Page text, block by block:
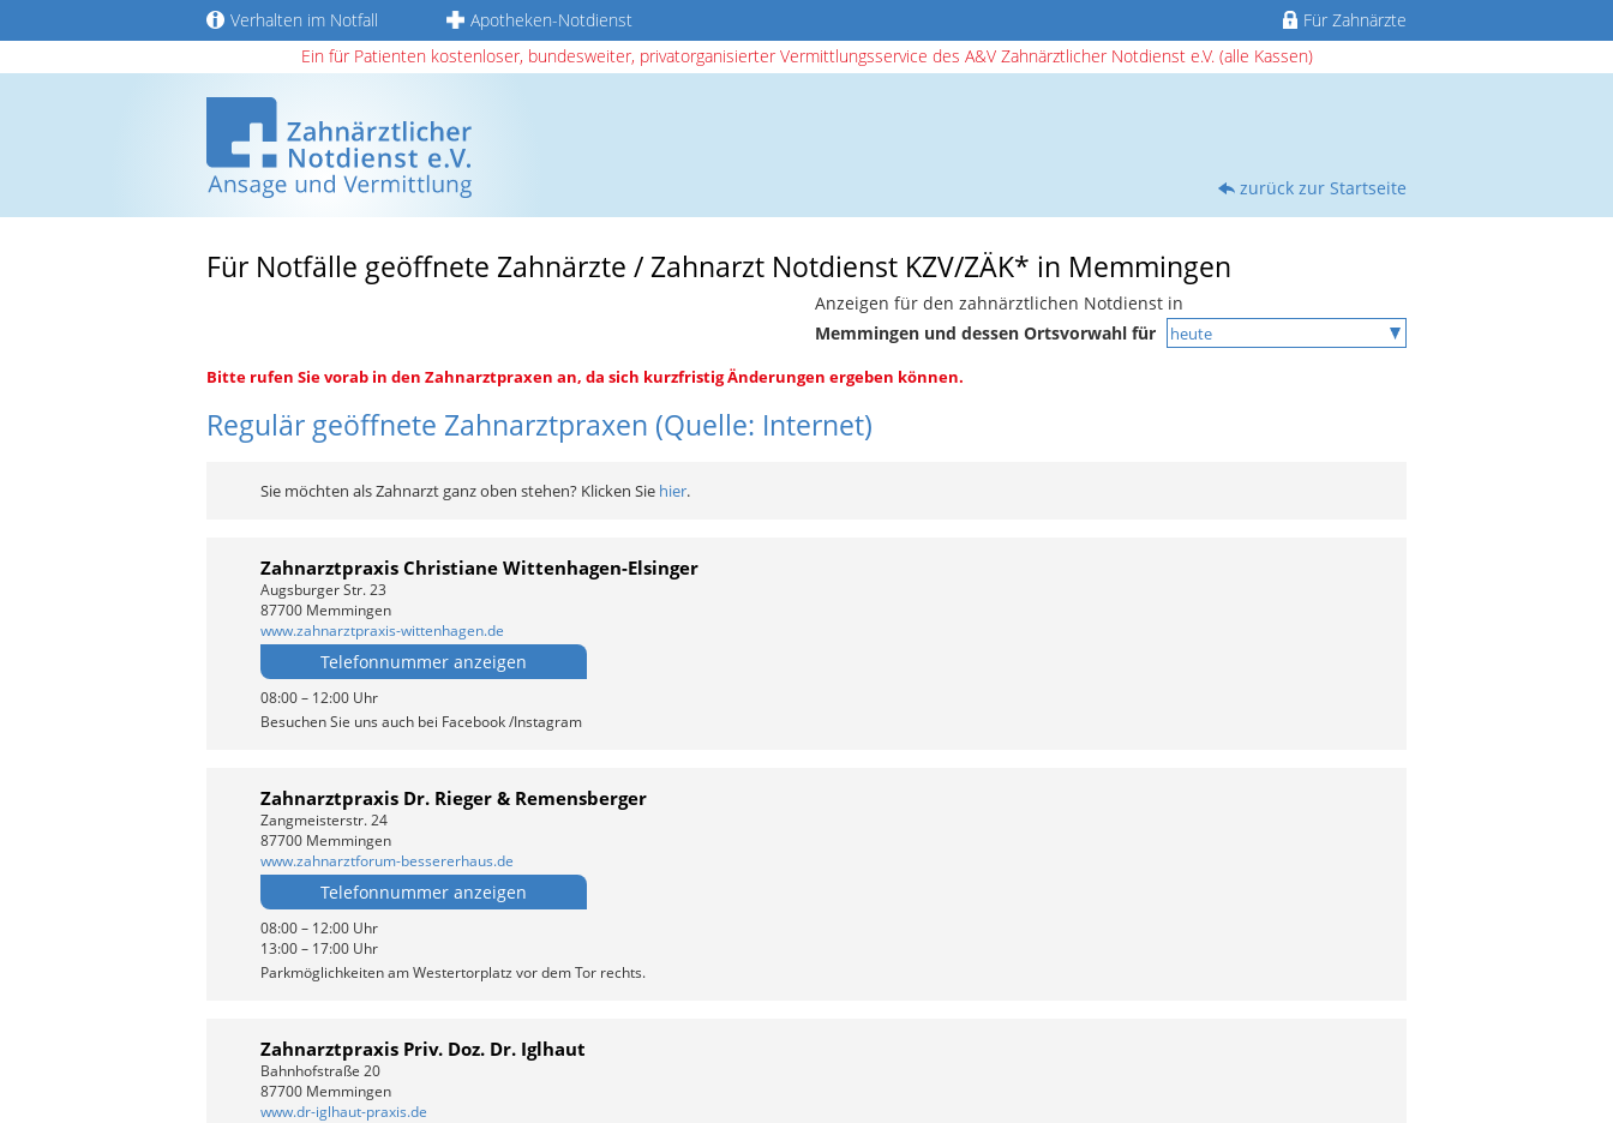
Verhalten im Notfall Apotheken-Notdienst
Für Zahnärzte
Ein für Patienten kostenloser, bundesweiter, privatorganisierter Vermittlungsservice des A&V Zahnärztlicher Notdienst e.V. (alle Kassen)
zurück zur Startseite
Für Notfälle geöffnete Zahnärzte / Zahnarzt Notdienst KZV/ZÄK* in Memmingen
Anzeigen für den zahnärztlichen Notdienst in
Memmingen und dessen Ortsvorwahl für
Bitte rufen Sie vorab in den Zahnarztpraxen an, da sich kurzfristig Änderungen ergeben können.
Regulär geöffnete Zahnarztpraxen (Quelle: Internet)
Sie möchten als Zahnarzt ganz oben stehen? Klicken Sie hier.
Zahnarztpraxis Christiane Wittenhagen-Elsinger
Augsburger Str. 23
87700 Memmingen
www.zahnarztpraxis-wittenhagen.de
Telefonnummer anzeigen
08:00 – 12:00 Uhr
Besuchen Sie uns auch bei Facebook /Instagram
Zahnarztpraxis Dr. Rieger & Remensberger
Zangmeisterstr. 24
87700 Memmingen
www.zahnarztforum-bessererhaus.de
Telefonnummer anzeigen
08:00 – 12:00 Uhr
13:00 – 17:00 Uhr
Parkmöglichkeiten am Westertorplatz vor dem Tor rechts.
Zahnarztpraxis Priv. Doz. Dr. Iglhaut
Bahnhofstraße 20
87700 Memmingen
www.dr-iglhaut-praxis.de